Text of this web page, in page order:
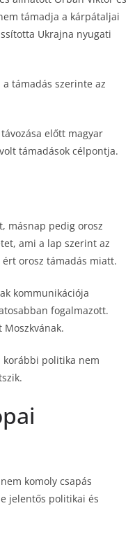
támadja a kárpátaljai
Ukrajna nyugati
támadás szerinte az
előtt magyar
támadások célpontja.
másnap pedig orosz
ami a lap szerint az
orosz támadás miatt.
kommunikációja
fogalmazott.
korábbi politika nem
komoly csapás
jelentős politikai és